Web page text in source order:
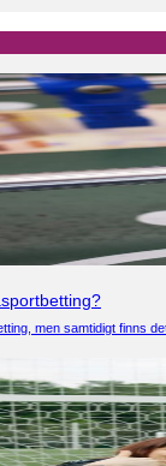
men samtidigt finns